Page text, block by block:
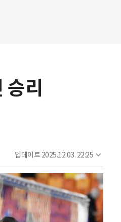
리
업데이트 2025.12.03. 22:25